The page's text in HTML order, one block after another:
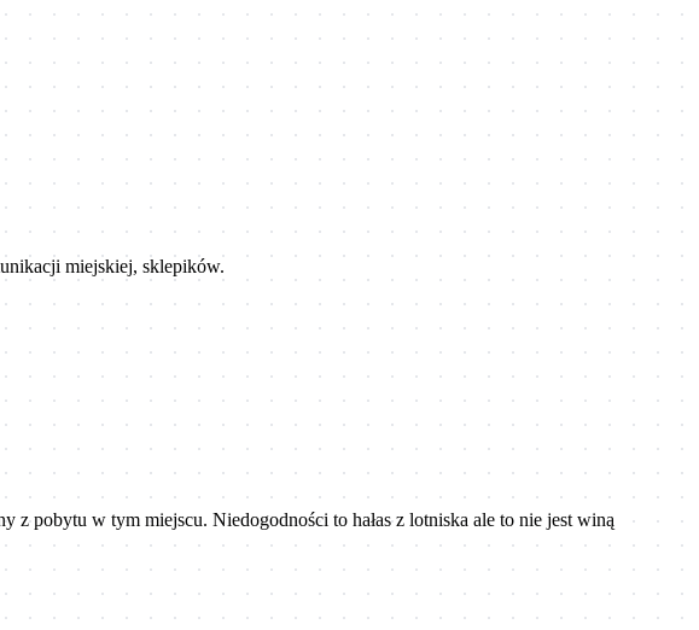
miejskiej, sklepików.
z pobytu w tym miejscu. Niedogodności to hałas z lotniska ale to nie jest winą